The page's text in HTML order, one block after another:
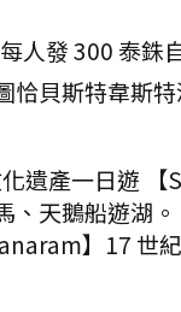
人發 300 泰銖
恰貝斯特韋斯
遺產一日遊 【
、天鵝船遊湖
】17 世